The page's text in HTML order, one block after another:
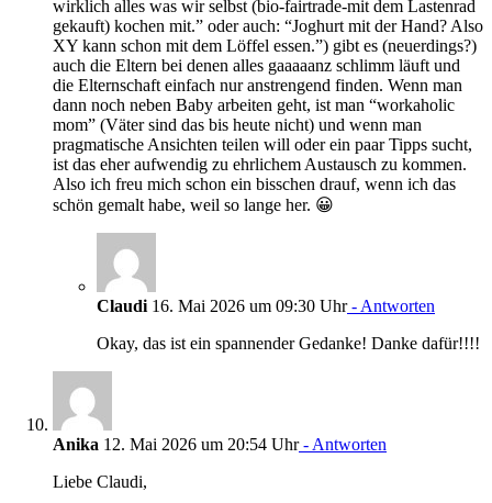
wirklich alles was wir selbst (bio-fairtrade-mit dem Lastenrad
gekauft) kochen mit.” oder auch: “Joghurt mit der Hand? Also
XY kann schon mit dem Löffel essen.”) gibt es (neuerdings?)
auch die Eltern bei denen alles gaaaaanz schlimm läuft und
die Elternschaft einfach nur anstrengend finden. Wenn man
dann noch neben Baby arbeiten geht, ist man “workaholic
mom” (Väter sind das bis heute nicht) und wenn man
pragmatische Ansichten teilen will oder ein paar Tipps sucht,
ist das eher aufwendig zu ehrlichem Austausch zu kommen.
Also ich freu mich schon ein bisschen drauf, wenn ich das
schön gemalt habe, weil so lange her. 😀
Claudi 16. Mai 2026 um 09:30 Uhr- Antworten
Okay, das ist ein spannender Gedanke! Danke dafür!!!!
Anika 12. Mai 2026 um 20:54 Uhr- Antworten
Liebe Claudi,